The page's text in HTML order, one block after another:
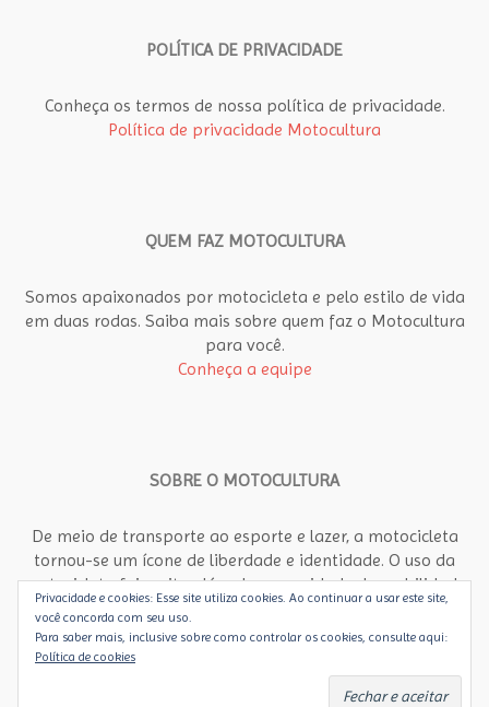
POLÍTICA DE PRIVACIDADE
Conheça os termos de nossa política de privacidade.
Política de privacidade Motocultura
QUEM FAZ MOTOCULTURA
Somos apaixonados por motocicleta e pelo estilo de vida
em duas rodas. Saiba mais sobre quem faz o Motocultura
para você.
Conheça a equipe
SOBRE O MOTOCULTURA
De meio de transporte ao esporte e lazer, a motocicleta
tornou-se um ícone de liberdade e identidade. O uso da
motocicleta foi muito além da necessidade de mobilidade
rápida e econômica no meio urbano. Motocultura propõe
um olhar abrangente, diferente, para a motocicleta como
objeto de arte, paixão e estilo de vida. É dedicado aos
apaixonados por motos e aos que ainda vão se apaixonar.
Privacidade e cookies: Esse site utiliza cookies. Ao continuar a usar este site,
você concorda com seu uso.
Para saber mais, inclusive sobre como controlar os cookies, consulte aqui:
Política de cookies